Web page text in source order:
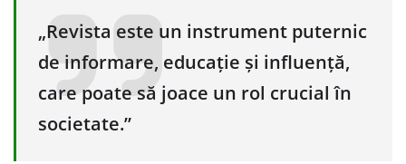
„Revista este un instrument puternic
de informare, educație și influență,
care poate să joace un rol crucial în
societate.”